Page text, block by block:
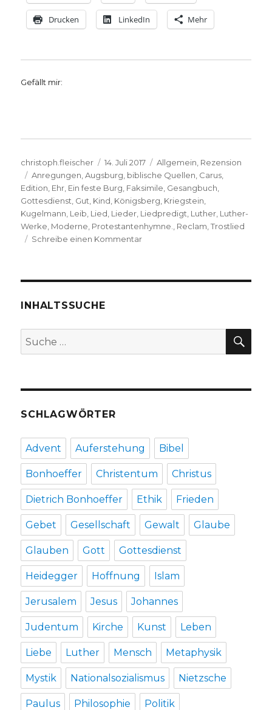
Drucken LinkedIn Mehr
Gefällt mir:
Autor
christoph.fleischer
Veröffentlicht
am
14. Juli 2017 Kategorien
Allgemein Rezension
Schlagwörter
Anregungen ,Augsburg biblische Quellen Carus
Edition Ehr Ein feste Burg Faksimile Gesangbuch
Gottesdienst Gut Kind Königsberg Kriegstein
Kugelmann Leib Lied Lieder Liedpredigt Luther Luther-
Werke Moderne Protestantenhymne. Reclam ,Trostlied
Schreibe einen Kommentarzu
Rezension
Christoph
2017
INHALTSSUCHE
Suche
nach:
SCHLAGWÖRTER
Advent Auferstehung Bibel
Bonhoeffer Christentum Christus
Dietrich Bonhoeffer Ethik Frieden
Gebet Gesellschaft Gewalt Glaube
Glauben Gott Gottesdienst
Heidegger Hoffnung Islam
Jerusalem Jesus Johannes
Judentum Kirche Kunst Leben
Liebe Luther Mensch Metaphysik
Mystik Nationalsozialismus Nietzsche
Paulus Philosophie Politik